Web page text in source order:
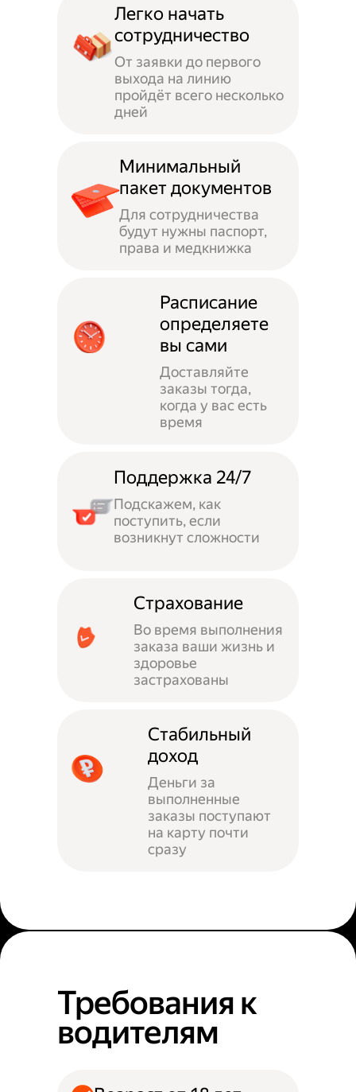
Легко начать
сотрудничество
От заявки до первого
выхода на линию
пройдёт всего несколько
дней
Минимальный
пакет документов
Для сотрудничества
будут нужны паспорт,
права и медкнижка
Расписание
определяете
вы сами
Доставляйте
заказы тогда,
когда у вас есть
время
Поддержка 24/7
Подскажем, как
поступить, если
возникнут сложности
Страхование
Во время выполнения
заказа ваши жизнь и
здоровье
застрахованы
Стабильный
доход
Деньги за
выполненные
заказы поступают
на карту почти
сразу
Требования к
водителям